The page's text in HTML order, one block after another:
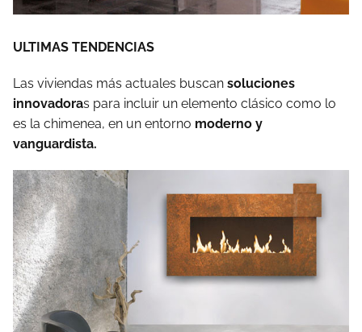
ULTIMAS TENDENCIAS
Las viviendas más actuales buscan soluciones
innovadoras para incluir un elemento clásico como lo
es la chimenea, en un entorno moderno y
vanguardista.